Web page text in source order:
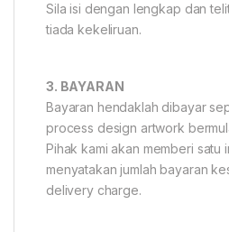
Sila isi dengan lengkap dan
tiada kekeliruan.
3. BAYARAN
Bayaran hendaklah dibayar
process design artwork
Pihak kami akan memberi satu
menyatakan jumlah bayaran
delivery charge.